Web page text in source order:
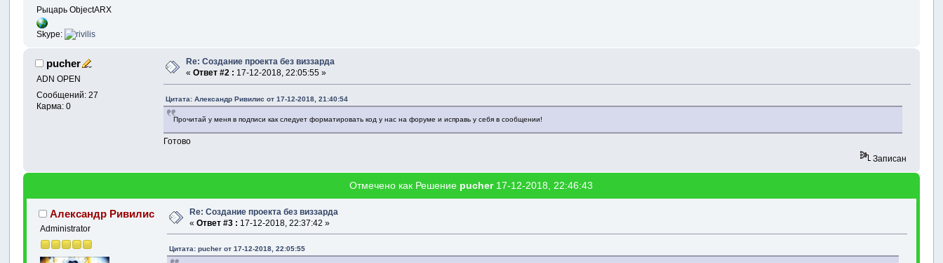
Рыцарь ObjectARX
Skype:
pucher
ADN OPEN
Сообщений: 27
Карма: 0
Re: Создание проекта без виззарда
«Ответ #2 : 17-12-2018, 22:05:55 »
Цитата: Александр Ривилис от 17-12-2018, 21:40:54
Прочитай у меня в подписи как следует форматировать код у нас на форуме и исправь у себя в сообщении!
Готово
Записан
Отмечено как Решение pucher17-12-2018, 22:46:43
Александр Ривилис
Administrator
Re: Создание проекта без виззарда
«Ответ #3 : 17-12-2018, 22:37:42 »
Цитата: pucher от 17-12-2018, 22:05:55